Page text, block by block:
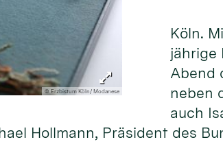
© Erzbistum Köln/ Modanese
Köln.
jährige
Abend
neben
auch
Hollmann, Präsident des